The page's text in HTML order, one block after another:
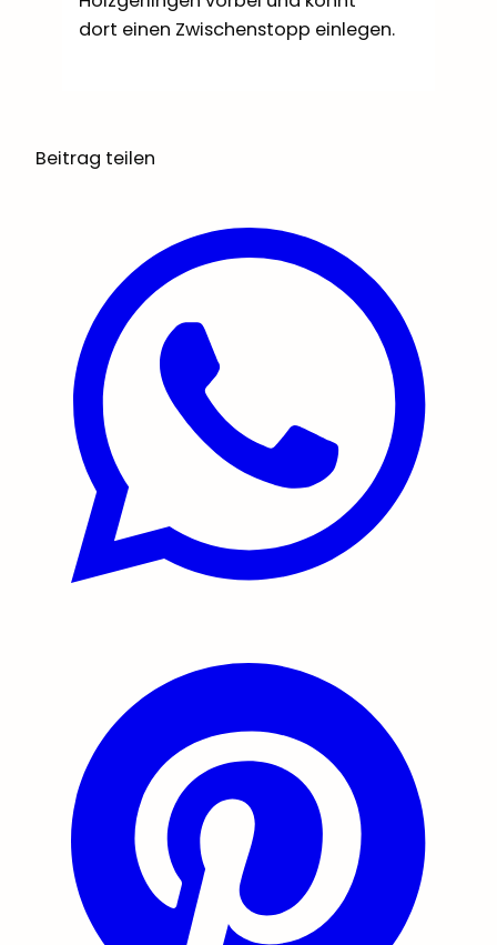
dort einen Zwischenstopp einlegen.
Beitrag teilen